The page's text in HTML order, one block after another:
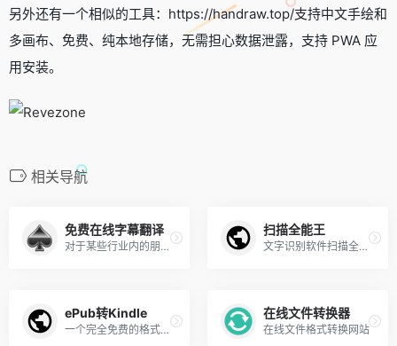
另外还有一个相似的工具：https://handraw.top/支持中文手绘和
多画布、免费、纯本地存储，无需担心数据泄露，支持 PWA 应
用安装。
相关导航
免费在线字幕翻译
对于某些行业内的朋友，这个网站还是很实用的，免费在线字幕文件翻译工具，只需要把字幕文件拖拽进去即可快速翻译，很[…]
扫描全能王
文字识别软件扫描全能王官网，PDF在线处理
ePub转Kindle
一个完全免费的格式转换工具，支持 EPUB、AZW3、PDF、DjVu
在线文件转换器
在线文件格式转换网站